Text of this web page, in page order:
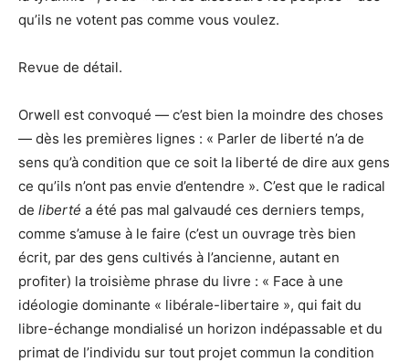
qu’ils ne votent pas comme vous voulez.
Revue de détail.
Orwell est convoqué — c’est bien la moindre des choses
— dès les premières lignes : « Parler de liberté n’a de
sens qu’à condition que ce soit la liberté de dire aux gens
ce qu’ils n’ont pas envie d’entendre ». C’est que le radical
de liberté a été pas mal galvaudé ces derniers temps,
comme s’amuse à le faire (c’est un ouvrage très bien
écrit, par des gens cultivés à l’ancienne, autant en
profiter) la troisième phrase du livre : « Face à une
idéologie dominante « libérale-libertaire », qui fait du
libre-échange mondialisé un horizon indépassable et du
primat de l’individu sur tout projet commun la condition